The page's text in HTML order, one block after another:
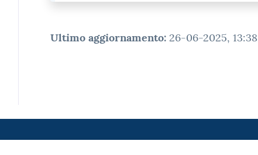
Ultimo aggiornamento: 26-06-2025, 13:38